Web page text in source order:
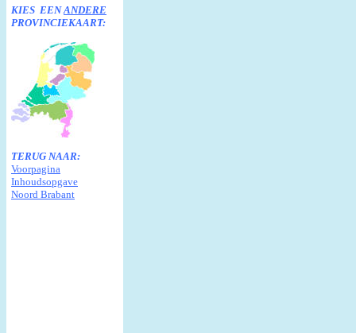
KIES EENANDERE
PROVINCIEKAART:
TERUG NAAR:
Voorpagina
Inhoudsopgave
Noord Brabant